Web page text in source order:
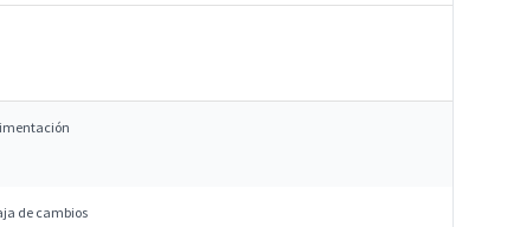
de cambios